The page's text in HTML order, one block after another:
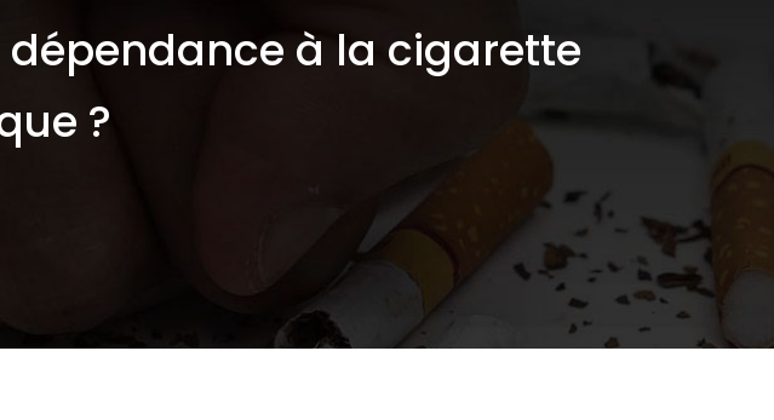
à la cigarette
?